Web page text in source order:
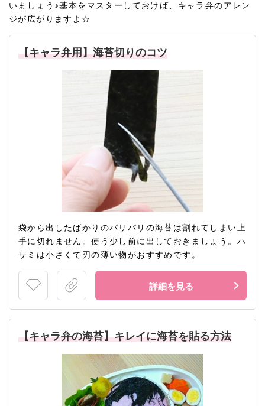
いましょう♪基本をマスターしておけば、キャラ弁のアレン
ジが広がりますよ☆
【キャラ弁用】海苔切りのコツ
袋から出したばかりのパリパリの海苔は割れてしまい上
手に切れません。使う少し前に出しておきましょう。ハ
サミは小さくて刃の薄い物がおすすめです。
詳細を見る
【キャラ弁の海苔】キレイに海苔を貼る方法